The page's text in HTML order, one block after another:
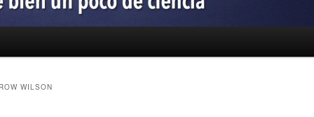
WILSON